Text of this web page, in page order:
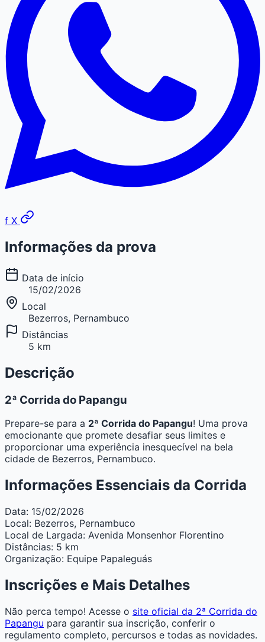
f X
Informações da prova
Data de início
15/02/2026
Local
Bezerros, Pernambuco
Distâncias
5 km
Descrição
2ª Corrida do Papangu
Prepare-se para a 2ª Corrida do Papangu! Uma prova
emocionante que promete desafiar seus limites e
proporcionar uma experiência inesquecível na bela
cidade de Bezerros, Pernambuco.
Informações Essenciais da Corrida
Data: 15/02/2026
Local: Bezerros, Pernambuco
Local de Largada: Avenida Monsenhor Florentino
Distâncias: 5 km
Organização: Equipe Papaleguás
Inscrições e Mais Detalhes
Não perca tempo! Acesse o site oficial da 2ª Corrida do
Papangu para garantir sua inscrição, conferir o
regulamento completo, percursos e todas as novidades.